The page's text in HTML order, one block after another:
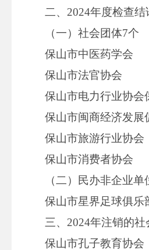
二、2024年度检查
（一）社会团体7个
保山市中医药学会
保山市法官协会
保山市电力行业协会
保山市闽商经济发展
保山市旅游行业协会
保山市消费者协会
（二）民办非企业单
保山市星界足球俱乐
三、2024年注销的社
保山市孔子教育协会